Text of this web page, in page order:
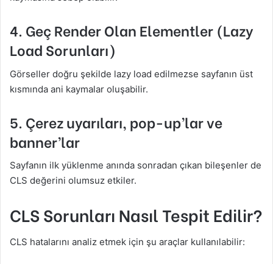
4. Geç Render Olan Elementler (Lazy
Load Sorunları)
Görseller doğru şekilde lazy load edilmezse sayfanın üst
kısmında ani kaymalar oluşabilir.
5. Çerez uyarıları, pop-up’lar ve
banner’lar
Sayfanın ilk yüklenme anında sonradan çıkan bileşenler de
CLS değerini olumsuz etkiler.
CLS Sorunları Nasıl Tespit Edilir?
CLS hatalarını analiz etmek için şu araçlar kullanılabilir: